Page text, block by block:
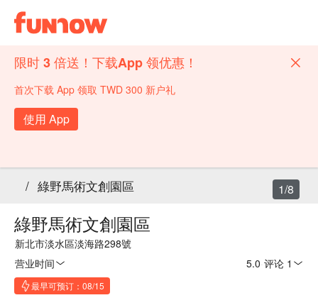
限时 3 倍送！下载App 领优惠！
首次下载 App 领取 TWD 300 新户礼
使用 App
/ 綠野馬術文創園區
綠野馬術文創園區
新北市淡水區淡海路298號
营业时间
5.0 评论 1
最早可预订：08/15
1/8